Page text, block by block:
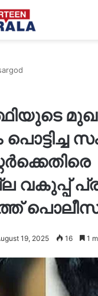
വകുപ്പ്
19, 2025 16 1